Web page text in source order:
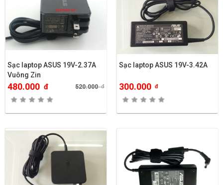
Sạc laptop ASUS 19V-2.37A
Vuông Zin
480.000 đ 520.000đ
Sạc laptop ASUS 19V-3.42A
300.000 đ